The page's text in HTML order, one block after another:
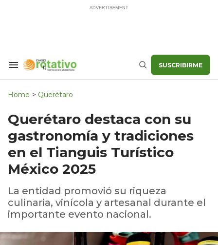
Search
Navigation
Buscar SUSCRIBIRME
Home > Querétaro
Querétaro destaca con su
gastronomía y tradiciones
en el Tianguis Turístico
México 2025
La entidad promovió su riqueza
culinaria, vinícola y artesanal durante el
importante evento nacional.